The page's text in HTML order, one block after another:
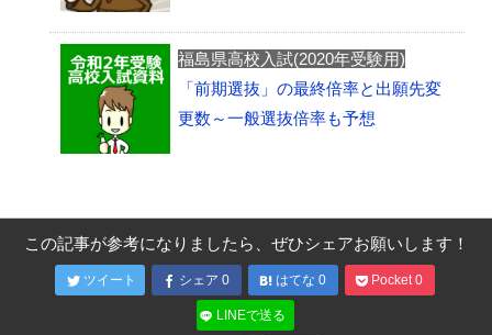
福島県高校入試(2020年受験用)
「前期選抜」の最終倍率と出願先変
更数～一般選抜倍率も予想
この記事が参考になりましたら、ぜひシェアお願いします！
ツイート シェア 0 はてな 0 Pocket 0
LINEで送る